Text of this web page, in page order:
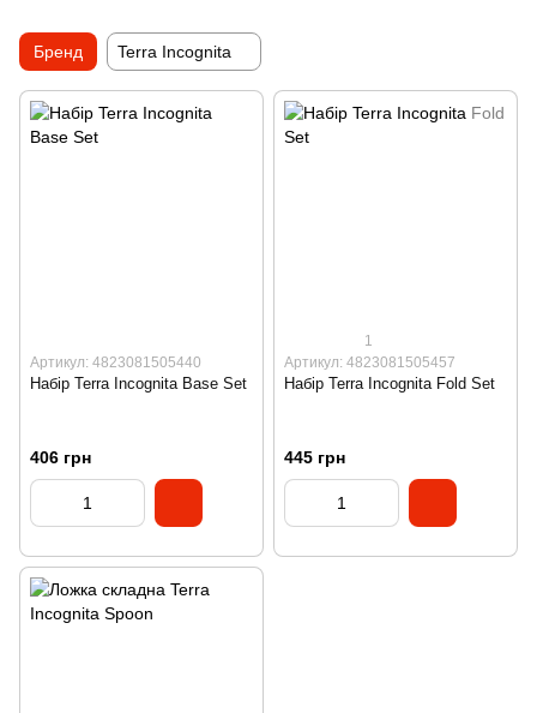
Бренд Terra Incognita
Артикул: 4823081505440
Набір Terra Incognita Base Set
406 грн
1
Артикул: 4823081505457
Набір Terra Incognita Fold Set
445 грн